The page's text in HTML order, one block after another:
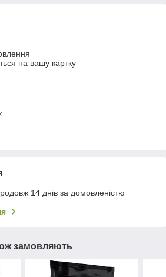
на вашу картку
14 днів за домовленістю
замовляють